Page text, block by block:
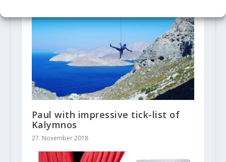
Paul with impressive tick-list of
Kalymnos
27. November 2018